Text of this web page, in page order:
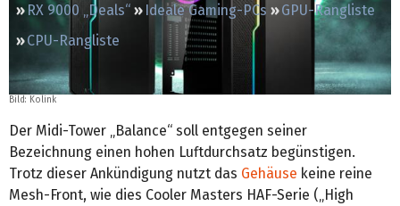
RX 9000 „Deals“
Ideale Gaming-PCs
GPU-Rangliste
CPU-Rangliste
Bild: Kolink
Der Midi-Tower „Balance“ soll entgegen seiner
Bezeichnung einen hohen Luftdurchsatz begünstigen.
Trotz dieser Ankündigung nutzt das Gehäuse keine reine
Mesh-Front, wie dies Cooler Masters HAF-Serie („High